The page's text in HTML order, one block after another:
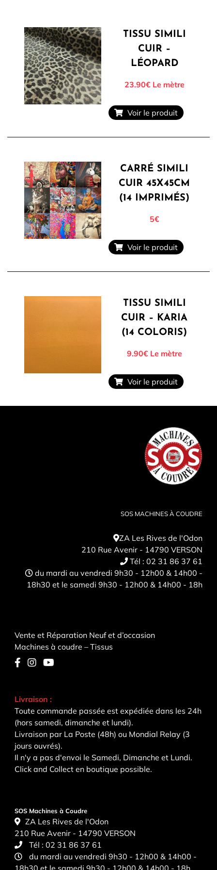
La Mercerie Tous nos Tissus
Autour de la couture
TISSU SIMILI
CUIR –
LÉOPARD
23.90€Le mètre
Voir le produit
CARRÉ SIMILI
CUIR 45X45CM
(14 IMPRIMÉS)
5€
Voir le produit
TISSU SIMILI
CUIR – KARIA
(14 COLORIS)
9.90€Le mètre
Voir le produit
SOS MACHINES À COUDRE
ZA Les Rives de l'Odon
210 Rue Avenir - 14790 VERSON
Tél : 02 31 86 37 61
du mardi au vendredi 9h30 - 12h00 & 14h00 -
18h30 et le samedi 9h30 - 12h00 & 14h00 - 18h
Vente et Réparation Neuf et d’occasion
Machines à coudre – Tissus
Livraison :
Toute commande passée est expédiée dans les 24h
(hors samedi, dimanche et lundi).
Livraison par La Poste (48h) ou Mondial Relay (3
jours ouvrés).
Il n'y a pas d'envoi le Samedi, Dimanche et Lundi.
Click and Collect en boutique possible.
SOS Machines à Coudre
ZA Les Rives de l'Odon
210 Rue Avenir - 14790 VERSON
Tél : 02 31 86 37 61
du mardi au vendredi 9h30 - 12h00 & 14h00 -
18h30 et le samedi 9h30 - 12h00 & 14h00 - 18h